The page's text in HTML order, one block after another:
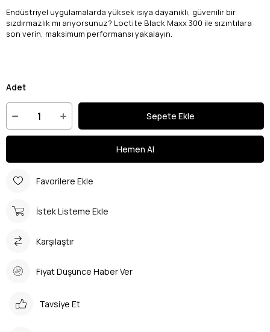
Endüstriyel uygulamalarda yüksek ısıya dayanıklı, güvenilir bir
sızdırmazlık mı arıyorsunuz? Loctite Black Maxx 300 ile sızıntılara
son verin, maksimum performansı yakalayın.
Adet
Favorilere Ekle
İstek Listeme Ekle
Karşılaştır
Fiyat Düşünce Haber Ver
Tavsiye Et